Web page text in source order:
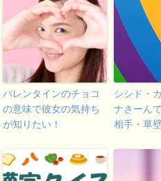
バレンタインのチョコ
の意味で彼女の気持ち
が知りたい！
シシド・
ナさーん
相手・草